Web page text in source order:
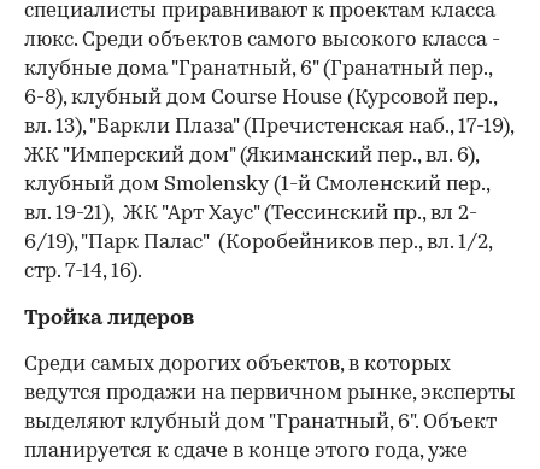
специалисты приравнивают к проектам класса
люкс. Среди объектов самого высокого класса -
клубные дома "Гранатный, 6" (Гранатный пер.,
6-8), клубный дом Course House (Курсовой пер.,
вл. 13), "Баркли Плаза" (Пречистенская наб., 17-19),
ЖК "Имперский дом" (Якиманский пер., вл. 6),
клубный дом Smolensky (1-й Смоленский пер.,
вл. 19-21), ЖК "Арт Хаус" (Тессинский пр., вл 2-
6/19), "Парк Палас" (Коробейников пер., вл. 1/2,
стр. 7-14, 16).
Тройка лидеров
Среди самых дорогих объектов, в которых
ведутся продажи на первичном рынке, эксперты
выделяют клубный дом "Гранатный, 6". Объект
планируется к сдаче в конце этого года, уже